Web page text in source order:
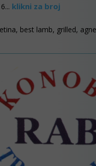
klikni za broj
best lamb, grilled,